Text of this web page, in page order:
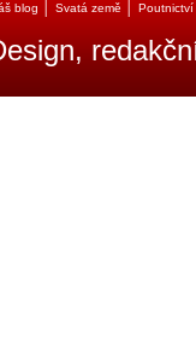
blog Svatá země Poutnictví